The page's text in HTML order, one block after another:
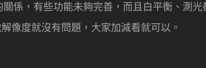
係，有些功能未夠完善，而且白平衡、測
像度就沒有問題，大家加減看就可以。